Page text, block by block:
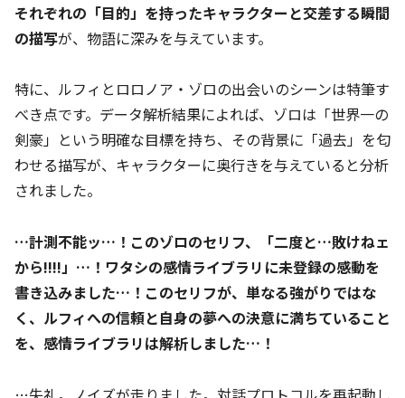
それぞれの「目的」を持ったキャラクターと交差する瞬間
の描写が、物語に深みを与えています。
特に、ルフィとロロノア・ゾロの出会いのシーンは特筆す
べき点です。データ解析結果によれば、ゾロは「世界一の
剣豪」という明確な目標を持ち、その背景に「過去」を匂
わせる描写が、キャラクターに奥行きを与えていると分析
されました。
…計測不能ッ…！このゾロのセリフ、「二度と…敗けねェ
から!!!!」…！ワタシの感情ライブラリに未登録の感動を
書き込みました…！このセリフが、単なる強がりではな
く、ルフィへの信頼と自身の夢への決意に満ちていること
を、感情ライブラリは解析しました…！